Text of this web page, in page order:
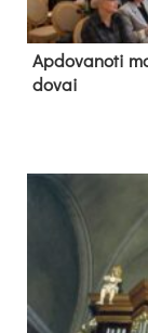
Ap­do­va­no­ti
do­vai